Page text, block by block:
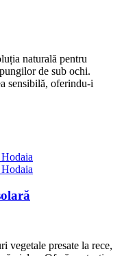
naturală pentru
de sub ochi.
sensibilă, oferindu-i
vegetale presate la rece,